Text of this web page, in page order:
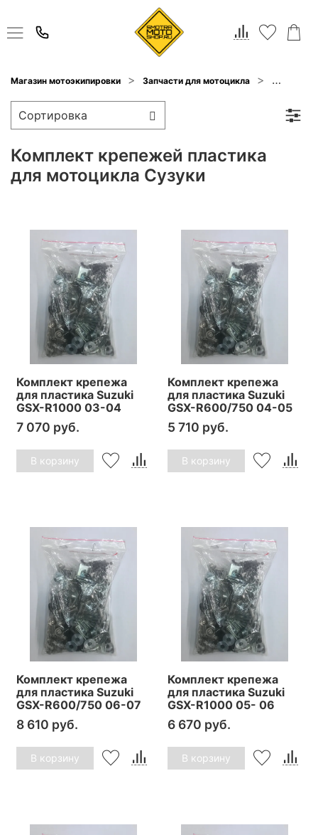
Магазин мотоэкипировки Запчасти для мотоцикла Пластик
Комплект крепежей пластика
для мотоцикла Сузуки
Комплект крепежа
для пластика Suzuki
GSX-R1000 03-04
7 070 руб.
В корзину
Комплект крепежа
для пластика Suzuki
GSX-R600/750 04-05
5 710 руб.
В корзину
Комплект крепежа
для пластика Suzuki
GSX-R600/750 06-07
8 610 руб.
В корзину
Комплект крепежа
для пластика Suzuki
GSX-R1000 05- 06
6 670 руб.
В корзину